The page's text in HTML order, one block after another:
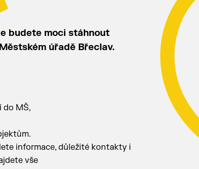
budete moci stáhnout
úřadě Břeclav.
do MŠ,
informace, důležité kontakty i
vše